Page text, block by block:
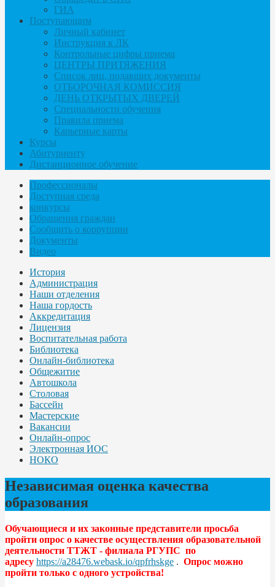
ГИА
Поступающим
Личный кабинет
Инструкция к ЛК
Контрольные цифры приема
ЦЕНТРЫ ПРИТЯЖЕНИЯ
Список лиц, подавших документы
ОТБОРОЧНАЯ КОМИССИЯ
ДЕНЬ ОТКРЫТЫХ ДВЕРЕЙ
Специальности обучения
Правила приема
Карьерные карты
Курсы
Абитуриенту
Дистанционное обучение
Профессионалы
Доступная среда
конкурсы
Обращения граждан
Сообщить о коррупции
Документы
Видео
История
Администрация
Наши отделения
Наша гордость
Аккредитация
Лицензия
Воспитательная работа
Библиотека
Онлайн-библиотека
Общежитие
Автошкола
Столовая
Бассейн
Мастерские
Вакансии
Онлайн-опрос
Электронная ИОС
НОКО
Независимая оценка качества
образования
Обучающиеся и их законные представители просьба
пройти опрос о качестве осуществления образовательной
деятельности ТТЖТ - филиала РГУПС по
адресу https://a28476.webask.io/qpfrhskge . Опрос можно
пройти только с одного устройства!